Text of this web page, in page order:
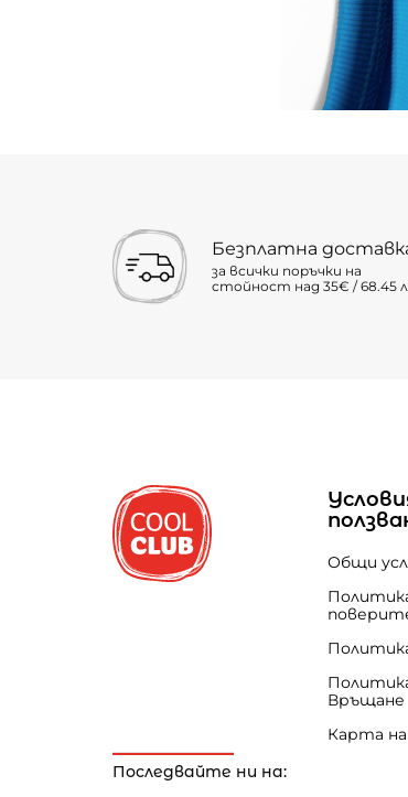
Безплатна
за всички поръчки на
стойност над 35€ / 68.45
Последвайте ни на:
Общи
Връщане
Карта